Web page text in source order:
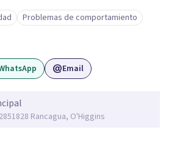
de introspección,
y crecimiento personal. Se
espacios cálidos y humanos,
la escucha y el desarrollo de
con uno mismo y con la vida.
Problemas de comportamiento
Email
Rancagua, O'Higgins